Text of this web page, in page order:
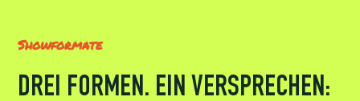
Showformate
DREI FORMEN. EIN VERSPRECHEN: